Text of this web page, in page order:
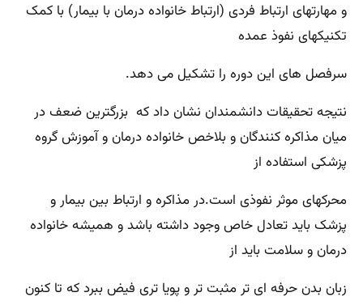
و مهارتهای ارتباط فردی (ارتباط خانواده درمان با بیمار) با کمک
تکنیکهای نفوذ عمده
سرفصل های این دوره را تشکیل می دهد.
نتیجه تحقیقات دانشمندان نشان داد که بزرگترین ضعف در
میان مذاکره کنندگان و بلاخص خانواده درمان و آموزش گروه
پزشکی استفاده از
محرکهای موثر نفوذی است.در مذاکره و ارتباط بین بیمار و
پزشک باید تعادل خاص وجود داشته باشد و همیشه خانواده
درمان و سلامت باید از
زبان بدن حرفه ای تر مثبت تر و پویا تری فیض ببرد که تا کنون